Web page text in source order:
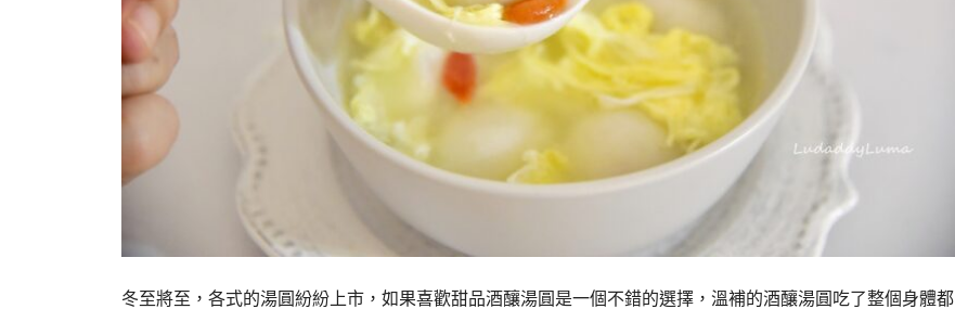
冬至將至，各式的湯圓紛紛上市，如果喜歡甜品酒釀湯圓是一個不錯的選擇，溫補的酒釀湯圓吃了整個身體都